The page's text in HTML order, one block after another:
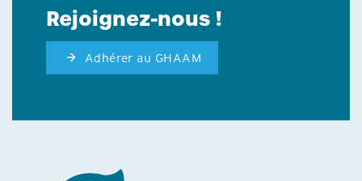
Rejoignez-nous !
Adhérer au GHAAM